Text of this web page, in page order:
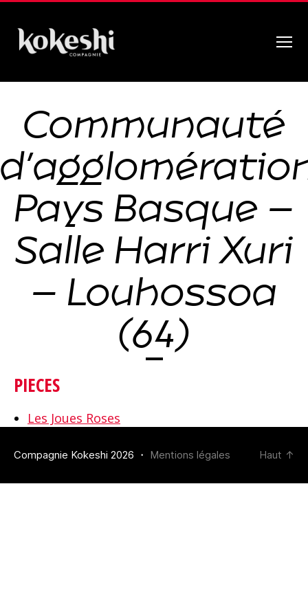
Kokeshi
Communauté
Pays Basque –
Salle Harri Xuri
– Louhossoa
(64)
PIECES
Les Joues Roses
Compagnie Kokeshi 2026 ・ Mentions légales Haut ↑